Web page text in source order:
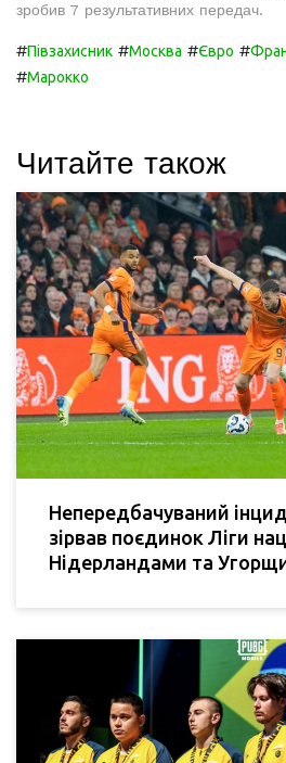
зробив 7 результативних передач.
#Півзахисник #Москва #Євро #
#Марокко
Читайте також
Непередбачуваний
зірвав поєдинок Ліги
Нідерландами та